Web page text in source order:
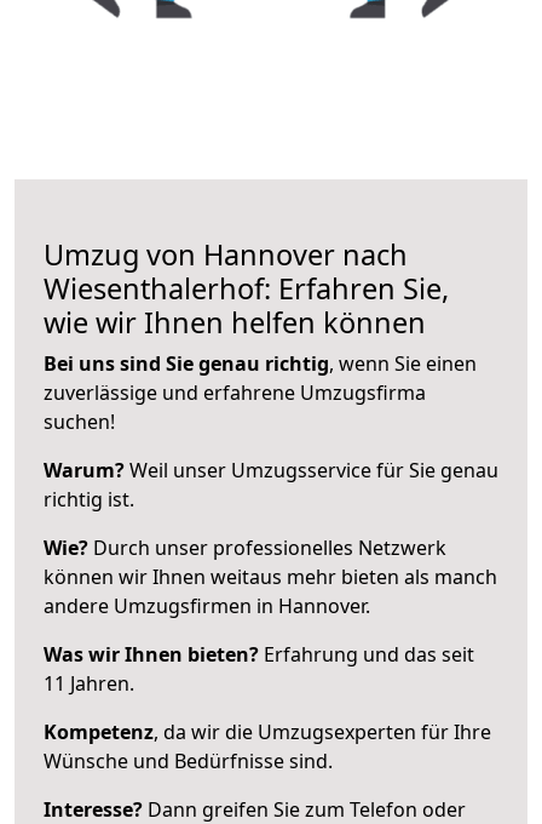
Umzug von Hannover nach
Wiesenthalerhof: Erfahren Sie,
wie wir Ihnen helfen können
Bei uns sind Sie genau richtig, wenn Sie einen
zuverlässige und erfahrene Umzugsfirma
suchen!
Warum?Weil unser Umzugsservice für Sie genau
richtig ist.
Wie? Durch unser professionelles Netzwerk
können wir Ihnen weitaus mehr bieten als manch
andere Umzugsfirmen in Hannover.
Was wir Ihnen bieten? Erfahrung und das seit
11 Jahren.
Kompetenz, da wir die Umzugsexperten für Ihre
Wünsche und Bedürfnisse sind.
Interesse? Dann greifen Sie zum Telefon oder